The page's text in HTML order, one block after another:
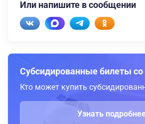
Или напишите в сообщении
Субсидированные билеты со
Кто может купить
Узнать